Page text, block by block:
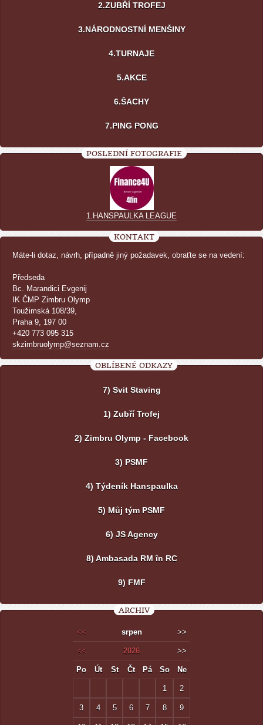
2.ZUBŘÍ TROFEJ
3.NÁRODNOSTNÍ MENŠINY
4.TURNAJE
5.AKCE
6.ŠACHY
7.PING PONG
POSLEDNÍ FOTOGRAFIE
1.HANSPAULKA LEAGUE
KONTAKT
Máte-li dotaz, návrh, případně jiný požadavek, obraťte se na vedení:
Předseda
Bc. Marandici Evgenij
IK ČMP Zimbru Olymp
Toužimská 108/39,
Praha 9, 197 00
+420 773 095 315
skzimbruolymp@seznam.cz
OBLÍBENÉ ODKAZY
7) Svit Staving
1) Zubří Trofej
2) Zimbru Olymp - Facebook
3) PSMF
4) Týdeník Hanspaulka
5) Můj tým PSMF
6) JS Agency
8) Ambasada RM în RC
9) FMF
ARCHIV
<< srpen >>
<< 2026 >>
Po Út St Čt Pá So Ne
1 2
3 4 5 6 7 8 9